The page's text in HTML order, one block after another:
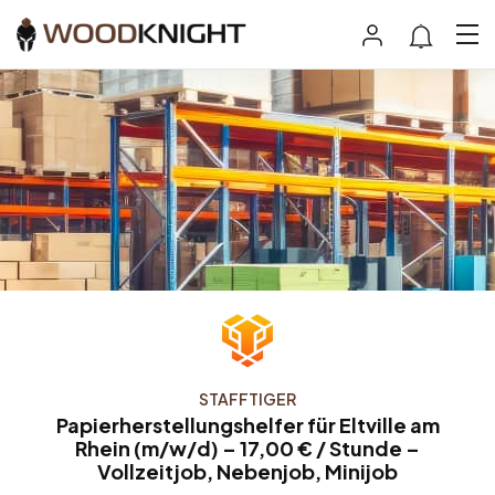
STAFFTIGER
Papierherstellungshelfer für Eltville am
Rhein (m/w/d) – 17,00 € / Stunde –
Vollzeitjob, Nebenjob, Minijob